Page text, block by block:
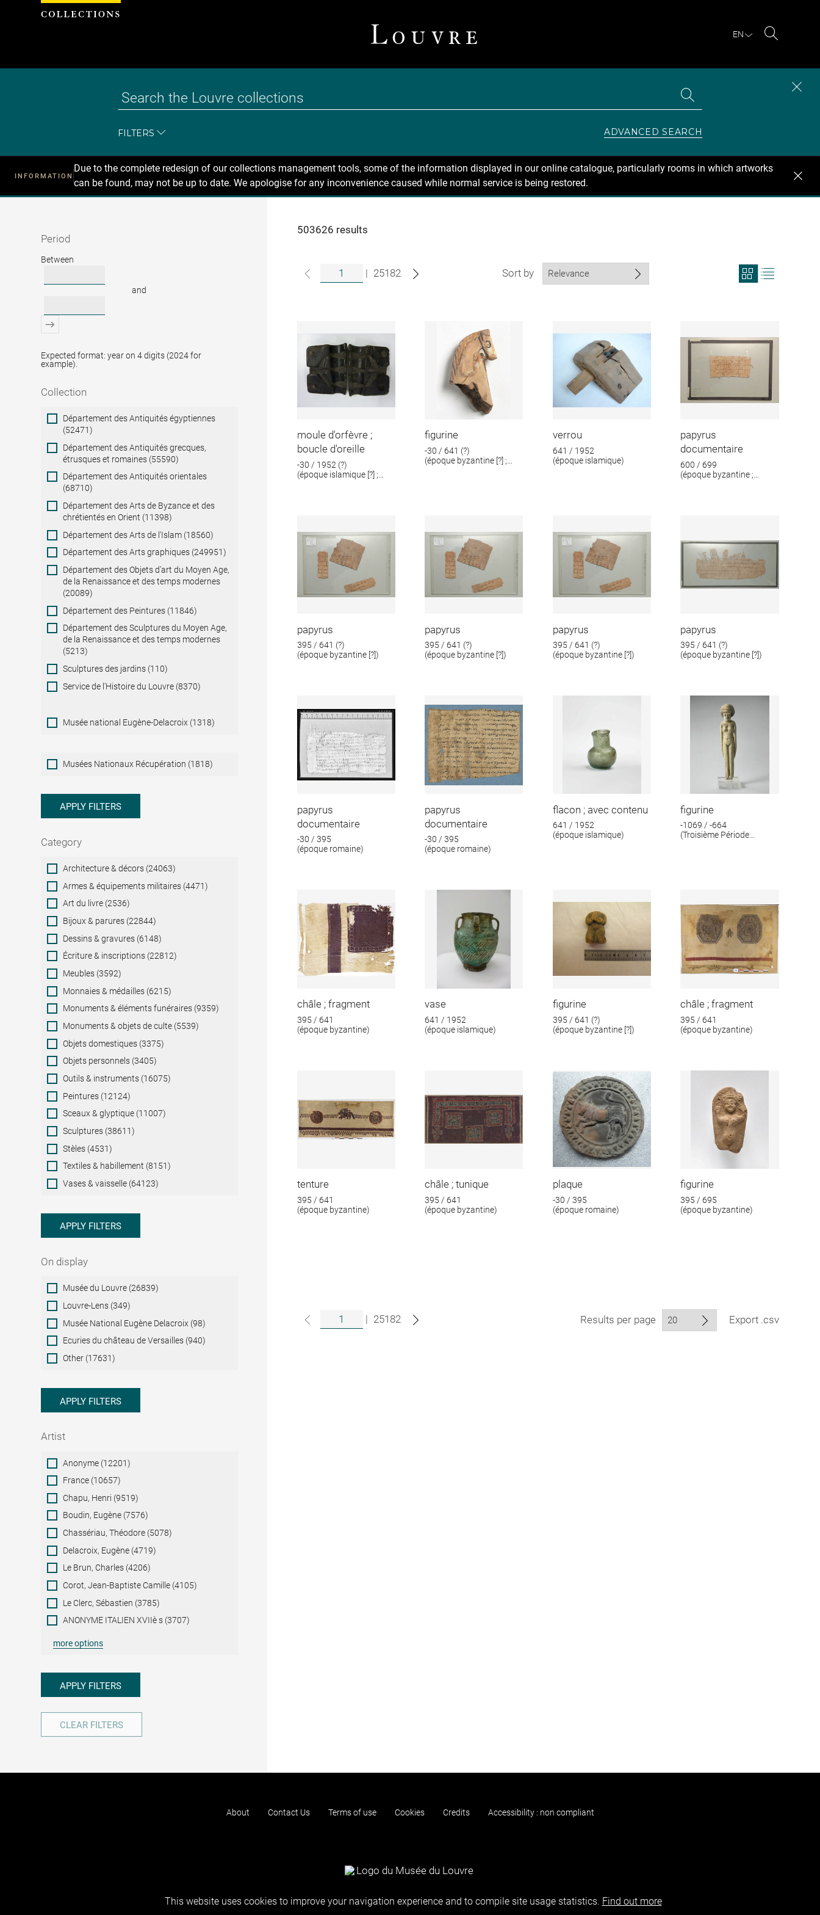
EN
FILTERS ADVANCED SEARCH
INFORMATION
Due to the complete redesign of our collections management tools, some of the information displayed in our online catalogue, particularly rooms in which artworks
can be found, may not be up to date. We apologise for any inconvenience caused while normal service is being restored.
Recherche
Period
Period
Between
and
Expected format: year on 4 digits (2024 for
example).
Collection
Collection
Département des Antiquités égyptiennes
(52471)
Département des Antiquités grecques,
étrusques et romaines (55590)
Département des Antiquités orientales
(68710)
Département des Arts de Byzance et des
chrétientés en Orient (11398)
Département des Arts de l'Islam (18560)
Département des Arts graphiques (249951)
Département des Objets d'art du Moyen Age,
de la Renaissance et des temps modernes
(20089)
Département des Peintures (11846)
Département des Sculptures du Moyen Age,
de la Renaissance et des temps modernes
(5213)
Sculptures des jardins (110)
Service de l'Histoire du Louvre (8370)
Musée national Eugène-Delacroix (1318)
Musées
Nationaux
Musées Nationaux Récupération (1818)
APPLY FILTERS
Category
Category
Architecture & décors (24063)
Armes & équipements militaires (4471)
Art du livre (2536)
Bijoux & parures (22844)
Dessins & gravures (6148)
Écriture & inscriptions (22812)
Meubles (3592)
Monnaies & médailles (6215)
Monuments & éléments funéraires (9359)
Monuments & objets de culte (5539)
Objets domestiques (3375)
Objets personnels (3405)
Outils & instruments (16075)
Peintures (12124)
Sceaux & glyptique (11007)
Sculptures (38611)
Stèles (4531)
Textiles & habillement (8151)
Vases & vaisselle (64123)
APPLY FILTERS
On display
On
display
Musée du Louvre (26839)
Louvre-Lens (349)
Musée National Eugène Delacroix (98)
Ecuries du château de Versailles (940)
Other (17631)
APPLY FILTERS
Artist
ArtistAnonyme (12201)
France (10657)
Chapu, Henri (9519)
Boudin, Eugène (7576)
Chassériau, Théodore (5078)
Delacroix, Eugène (4719)
Le Brun, Charles (4206)
Corot, Jean-Baptiste Camille (4105)
Le Clerc, Sébastien (3785)
ANONYME ITALIEN XVIIè s (3707)
more options
APPLY FILTERS
CLEAR FILTERS
503626 results
| 25182 Sort by
View
search
moule d'orfèvre ;
boucle d'oreille
-30 / 1952 (?)
(époque islamique [?] ;
figurine
-30 / 641 (?)
(époque byzantine [?] ;
verrou
641 / 1952
(époque islamique)
papyrus
documentaire
600 / 699
(époque byzantine ;
papyrus
395 / 641 (?)
(époque byzantine [?])
papyrus
395 / 641 (?)
(époque byzantine [?])
papyrus
395 / 641 (?)
(époque byzantine [?])
papyrus
395 / 641 (?)
(époque byzantine [?])
papyrus
documentaire
-30 / 395
(époque romaine)
papyrus
documentaire
-30 / 395
(époque romaine)
flacon ; avec contenu
641 / 1952
(époque islamique)
figurine
-1069 / -664
(Troisième Période
châle ; fragment
395 / 641
(époque byzantine)
vase
641 / 1952
(époque islamique)
figurine
395 / 641 (?)
(époque byzantine [?])
châle ; fragment
395 / 641
(époque byzantine)
tenture
395 / 641
(époque byzantine)
châle ; tunique
395 / 641
(époque byzantine)
plaque
-30 / 395
(époque romaine)
figurine
395 / 695
(époque byzantine)
| 25182 Results per page Export .csv
About Contact Us Terms of use Cookies Credits Accessibility : non compliant
Cookies management panel
This website uses cookies to improve your navigation experience and to compile site usage statistics. Find out more